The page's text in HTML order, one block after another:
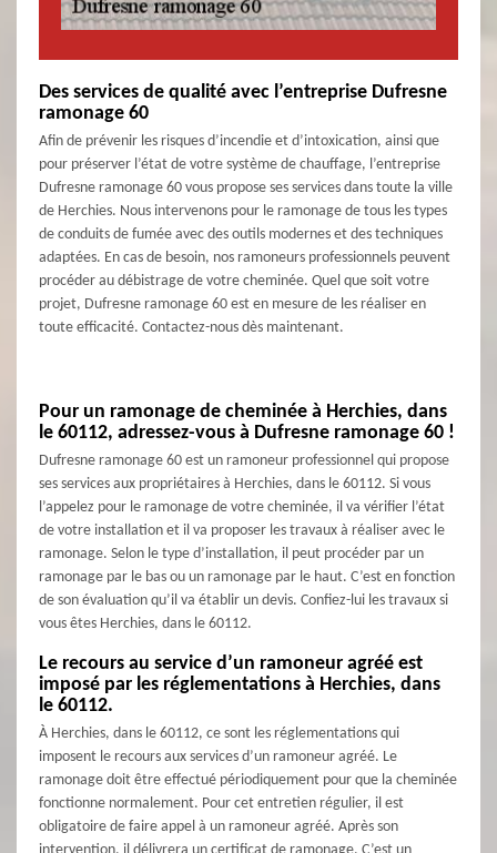
Des services de qualité avec l’entreprise Dufresne
ramonage 60
Afin de prévenir les risques d’incendie et d’intoxication, ainsi que
pour préserver l’état de votre système de chauffage, l’entreprise
Dufresne ramonage 60 vous propose ses services dans toute la ville
de Herchies. Nous intervenons pour le ramonage de tous les types
de conduits de fumée avec des outils modernes et des techniques
adaptées. En cas de besoin, nos ramoneurs professionnels peuvent
procéder au débistrage de votre cheminée. Quel que soit votre
projet, Dufresne ramonage 60 est en mesure de les réaliser en
toute efficacité. Contactez-nous dès maintenant.
Pour un ramonage de cheminée à Herchies, dans
le 60112, adressez-vous à Dufresne ramonage 60 !
Dufresne ramonage 60 est un ramoneur professionnel qui propose
ses services aux propriétaires à Herchies, dans le 60112. Si vous
l’appelez pour le ramonage de votre cheminée, il va vérifier l’état
de votre installation et il va proposer les travaux à réaliser avec le
ramonage. Selon le type d’installation, il peut procéder par un
ramonage par le bas ou un ramonage par le haut. C’est en fonction
de son évaluation qu’il va établir un devis. Confiez-lui les travaux si
vous êtes Herchies, dans le 60112.
Le recours au service d’un ramoneur agréé est
imposé par les réglementations à Herchies, dans
le 60112.
À Herchies, dans le 60112, ce sont les réglementations qui
imposent le recours aux services d’un ramoneur agréé. Le
ramonage doit être effectué périodiquement pour que la cheminée
fonctionne normalement. Pour cet entretien régulier, il est
obligatoire de faire appel à un ramoneur agréé. Après son